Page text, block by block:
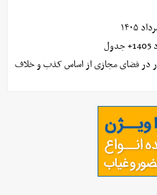
در فضای مجازی از اساس کذب و خلاف